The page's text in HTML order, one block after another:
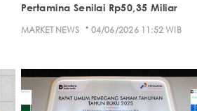
Pertamina Senilai Rp50,35 Miliar
MARKET NEWS · 04/06/2026 11:52 WIB